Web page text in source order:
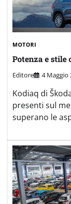
MOTORI
Potenza e stile
Editore 4 Maggio
Kodiaq di
presenti sul
superano le